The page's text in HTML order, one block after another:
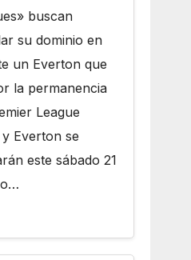
buscan
su dominio en
un Everton que
la permanencia
League
Everton se
este sábado 21